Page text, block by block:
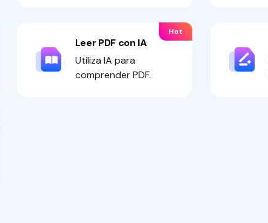
Leer PDF con IA
Utiliza IA para
comprender PDF.
Hot